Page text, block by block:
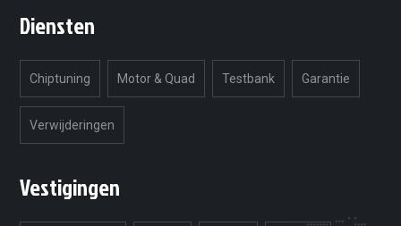
Ja. Omdat wij software op maat maken, kunnen
we de afstelling beter laten passen bij jouw
gebruik: dagelijks rijden, meer trekkracht
onderin of juist een sportievere beleving.
Diensten
Chiptuning Motor & Quad Testbank Garantie
Verwijderingen
Vestigingen